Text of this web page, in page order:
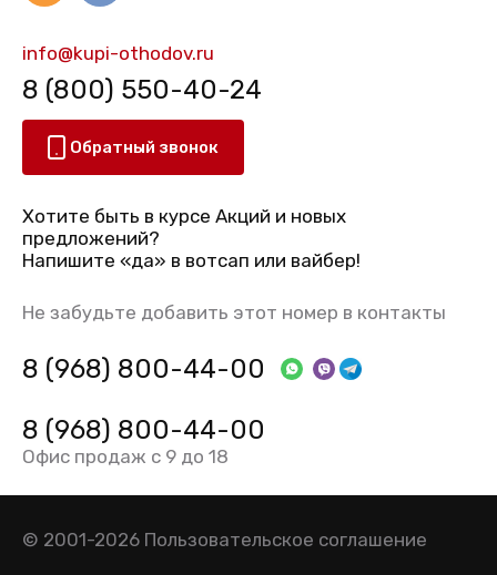
info@kupi-othodov.ru
8 (800) 550-40-24
Обратный звонок
Хотите быть в курсе Акций и новых
предложений?
Напишите «да» в вотсап или вайбер!
Не забудьте добавить этот номер в контакты
8 (968) 800-44-00
8 (968) 800-44-00
Офис продаж с 9 до 18
© 2001-2026 Пользовательское соглашение